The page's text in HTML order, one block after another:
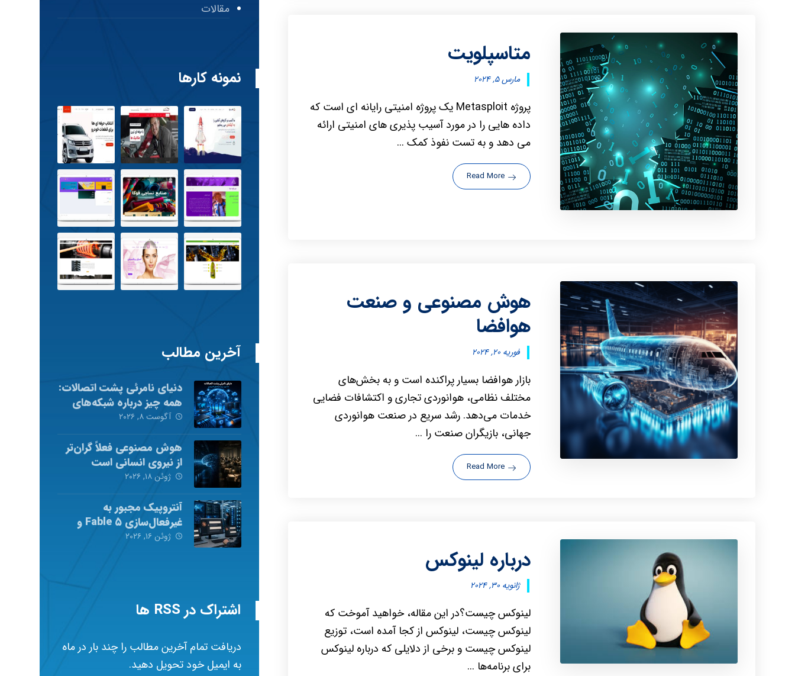
متاسپلویت
مارس ۵, ۲۰۲۴
پروژه Metasploit یک پروژه امنیتی رایانه ای است که
داده هایی را در مورد آسیب پذیری های امنیتی ارائه
می دهد و به تست نفوذ کمک ...
Read More
هوش مصنوعی و صنعت
هوافضا
فوریه ۲۰, ۲۰۲۴
بازار هوافضا بسیار پراکنده است و به بخش‌های
مختلف نظامی، هوانوردی تجاری و اکتشافات فضایی
خدمات می‌دهد. رشد سریع در صنعت هوانوردی
جهانی، بازیگران صنعت را ...
Read More
درباره لینوکس
ژانویه ۳۰, ۲۰۲۴
لینوکس چیست؟در این مقاله، خواهید آموخت که
لینوکس چیست، لینوکس از کجا آمده است، توزیع
لینوکس چیست و برخی از دلایلی که درباره لینوکس
برای برنامه‌ها ...
مقالات
نمونه کارها
آخرین مطالب
دنیای نامرئی پشت اتصالات:
همه چیز درباره شبکه‌های
کامپیوتری
آگوست ۸, ۲۰۲۶
هوش مصنوعی فعلاً گران‌تر
از نیروی انسانی است
ژوئن ۱۸, ۲۰۲۶
آنتروپیک مجبور به
غیرفعال‌سازی Fable ۵ و
Mythos ۵ شد
ژوئن ۱۶, ۲۰۲۶
اشتراک در RSS ها
دریافت تمام آخرین مطالب را چند بار در ماه
به ایمیل خود تحویل دهید.